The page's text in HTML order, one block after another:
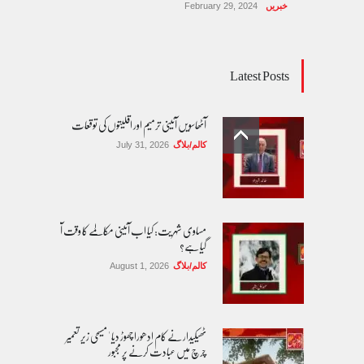
خبریں February 29, 2024
Latest Posts
آٹھاسویں آئینی ترمیم اور اقلیتوں کی توقعات
کالم/بلاگ July 31, 2026
مساوی شہریت: کیا اب آئینی مکالمے کا وقت آ
گیا ہے؟
کالم/بلاگ August 1, 2026
ٹھیکیدار نے کام ادھورا چھوڑ دیا ' مسیحی زیر تعمیر
چرچ میں عبادت کرنے پر مجبور